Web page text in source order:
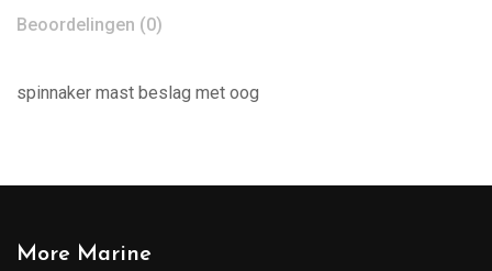
Beoordelingen (0)
spinnaker mast beslag met oog
More Marine